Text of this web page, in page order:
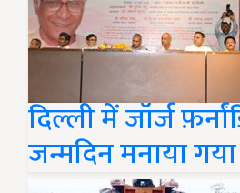
दिल्ली में जॉर्ज
जन्मदिन मनाया गया